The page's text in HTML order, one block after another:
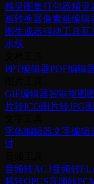
精灵图集打包器精灵
画转换器像素画编辑
图生成器抖动工具瓦
水线
PPT编辑器PDF编辑
GIF编辑器智能抠图
片转ICO图片转JPG
字体编辑器文字编辑
过
音频转AC3音频转
频转OPUS音频转